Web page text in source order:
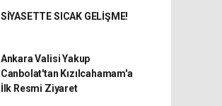
SİYASETTE SICAK GELİŞME!
Ankara Valisi Yakup
Canbolat'tan Kızılcahamam'a
İlk Resmi Ziyaret